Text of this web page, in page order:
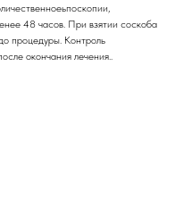
48 часов. При взятии соскоба
процедуры. Контроль
окончания лечения..